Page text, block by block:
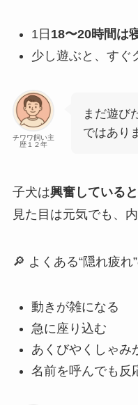
1日 18〜20時間は
少し遊ぶと、すぐ
チワワ飼い主
歴１２年
まだ遊び
ではあり
子犬は興奮している
見た目は元気でも、
🔎 よくある“隠れ疲れ
動きが雑になる
急に座り込む
あくびやくしゃみ
名前を呼んでも反